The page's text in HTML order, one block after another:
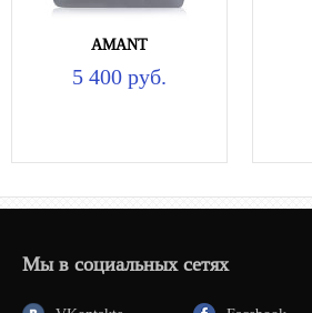
AMANT
5 400 руб.
Мы в социальных сетях